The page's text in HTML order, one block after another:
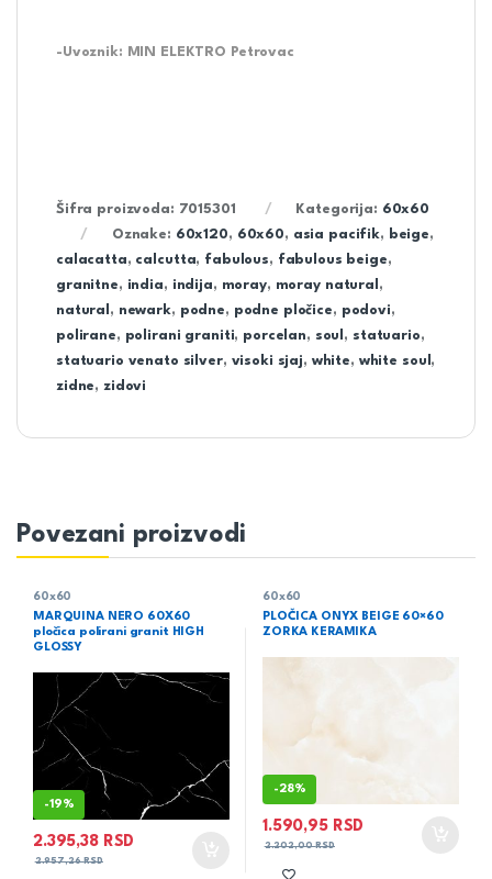
-Uvoznik: MIN ELEKTRO Petrovac
Šifra proizvoda: 7015301 Kategorija: 60x60
Oznake: 60x120, 60x60, asia pacifik, beige,
calacatta, calcutta, fabulous, fabulous beige,
granitne, india, indija, moray, moray natural ,
natural , newark, podne, podne pločice, podovi,
polirane, polirani graniti, porcelan, soul , statuario,
statuario venato silver, visoki sjaj, white, white soul ,
zidne,zidovi
Povezani proizvodi
60x60
MARQUINA NERO 60X60
pločica polirani granit HIGH
GLOSSY
-19%
2.395,38 RSD
2.957,26RSD
60x60
PLOČICA ONYX BEIGE 60×60
ZORKA KERAMIKA
-28%
1.590,95 RSD
2.202,00RSD